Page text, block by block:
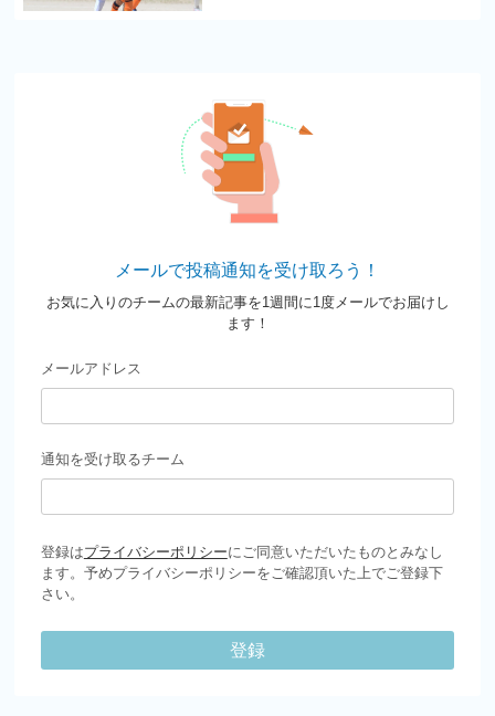
メールで投稿通知を受け取ろう！
お気に入りのチームの最新記事を1週間に1度メールでお届けし
ます！
メールアドレス
通知を受け取るチーム
登録はプライバシーポリシーにご同意いただいたものとみなし
ます。予めプライバシーポリシーをご確認頂いた上でご登録下
さい。
登録